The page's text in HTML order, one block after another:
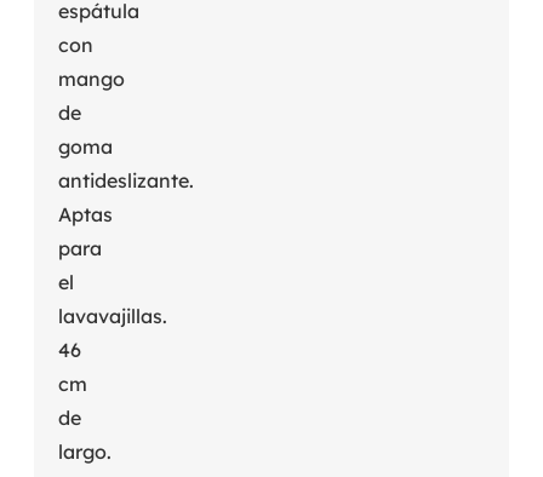
espátula
con
mango
de
goma
antideslizante.
Aptas
para
el
lavavajillas.
46
cm
de
largo.